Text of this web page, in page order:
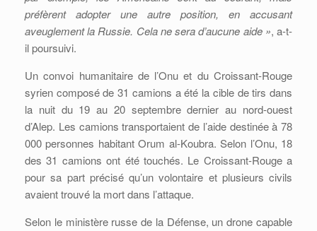
préfèrent adopter une autre position, en accusant
aveuglement la Russie. Cela ne sera d’aucune aide », a-t-
il poursuivi.
Un convoi humanitaire de l’Onu et du Croissant-Rouge
syrien composé de 31 camions a été la cible de tirs dans
la nuit du 19 au 20 septembre dernier au nord-ouest
d’Alep. Les camions transportaient de l’aide destinée à 78
000 personnes habitant Orum al-Koubra. Selon l’Onu, 18
des 31 camions ont été touchés. Le Croissant-Rouge a
pour sa part précisé qu’un volontaire et plusieurs civils
avaient trouvé la mort dans l’attaque.
Selon le ministère russe de la Défense, un drone capable